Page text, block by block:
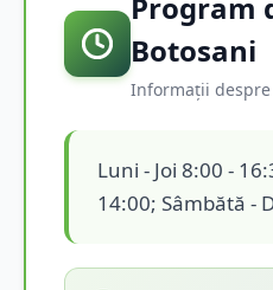
Botosani
Informații
Luni - Joi 8:00 -
14:00; Sâmbătă -